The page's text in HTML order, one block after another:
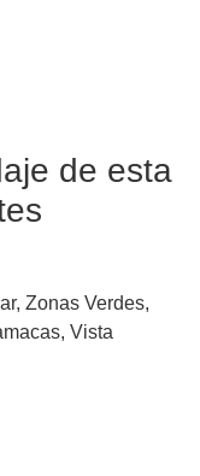
de esta
Zonas Verdes,
Vista